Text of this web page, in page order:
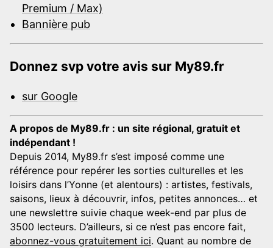
Premium / Max)
Bannière pub
Donnez svp votre avis sur My89.fr
sur Google
A propos de My89.fr : un site régional, gratuit et
indépendant !
Depuis 2014, My89.fr s’est imposé comme une
référence pour repérer les sorties culturelles et les
loisirs dans l’Yonne (et alentours) : artistes, festivals,
saisons, lieux à découvrir, infos, petites annonces… et
une newslettre suivie chaque week-end par plus de
3500 lecteurs. D’ailleurs, si ce n’est pas encore fait,
abonnez-vous gratuitement ici. Quant au nombre de